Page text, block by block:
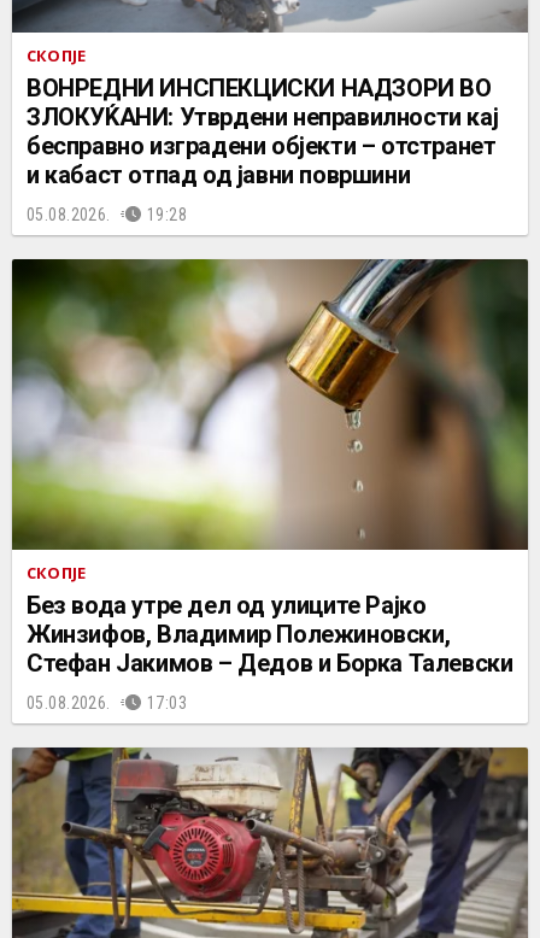
СКОПЈЕ
ВОНРЕДНИ ИНСПЕКЦИСКИ НАДЗОРИ ВО
ЗЛОКУЌАНИ: Утврдени неправилности кај
бесправно изградени објекти – отстранет
и кабаст отпад од јавни површини
05.08.2026. 19:28
СКОПЈЕ
Без вода утре дел од улиците Рајко
Жинзифов, Владимир Полежиновски,
Стефан Јакимов – Дедов и Борка Талевски
05.08.2026. 17:03